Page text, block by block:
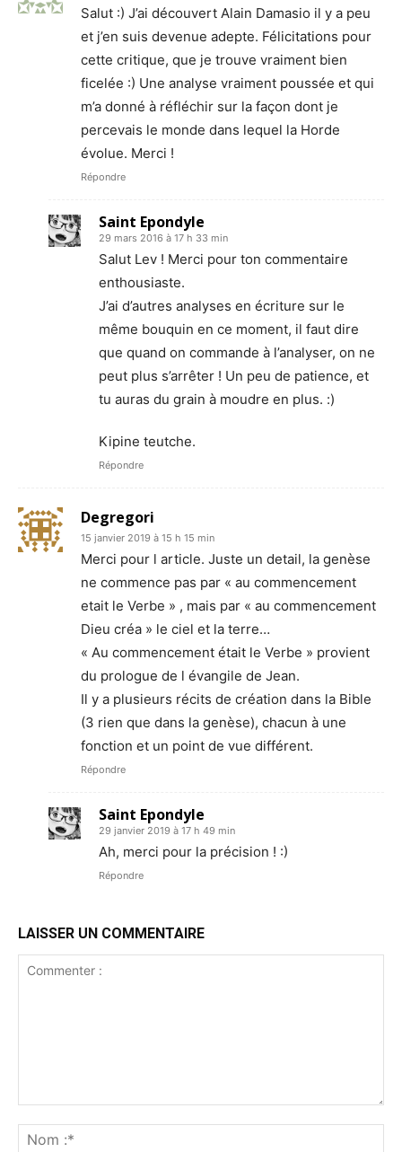
Salut :) J’ai découvert Alain Damasio il y a peu
et j’en suis devenue adepte. Félicitations pour
cette critique, que je trouve vraiment bien
ficelée :) Une analyse vraiment poussée et qui
m’a donné à réfléchir sur la façon dont je
percevais le monde dans lequel la Horde
évolue. Merci !
Répondre
Saint Epondyle
29 mars 2016 à 17 h 33 min
Salut Lev ! Merci pour ton commentaire
enthousiaste.
J’ai d’autres analyses en écriture sur le
même bouquin en ce moment, il faut dire
que quand on commande à l’analyser, on ne
peut plus s’arrêter ! Un peu de patience, et
tu auras du grain à moudre en plus. :)
Kipine teutche.
Répondre
Degregori
15 janvier 2019 à 15 h 15 min
Merci pour l article. Juste un detail, la genèse
ne commence pas par « au commencement
etait le Verbe » , mais par « au commencement
Dieu créa » le ciel et la terre…
« Au commencement était le Verbe » provient
du prologue de l évangile de Jean.
Il y a plusieurs récits de création dans la Bible
(3 rien que dans la genèse), chacun à une
fonction et un point de vue différent.
Répondre
Saint Epondyle
29 janvier 2019 à 17 h 49 min
Ah, merci pour la précision ! :)
Répondre
LAISSER UN COMMENTAIRE